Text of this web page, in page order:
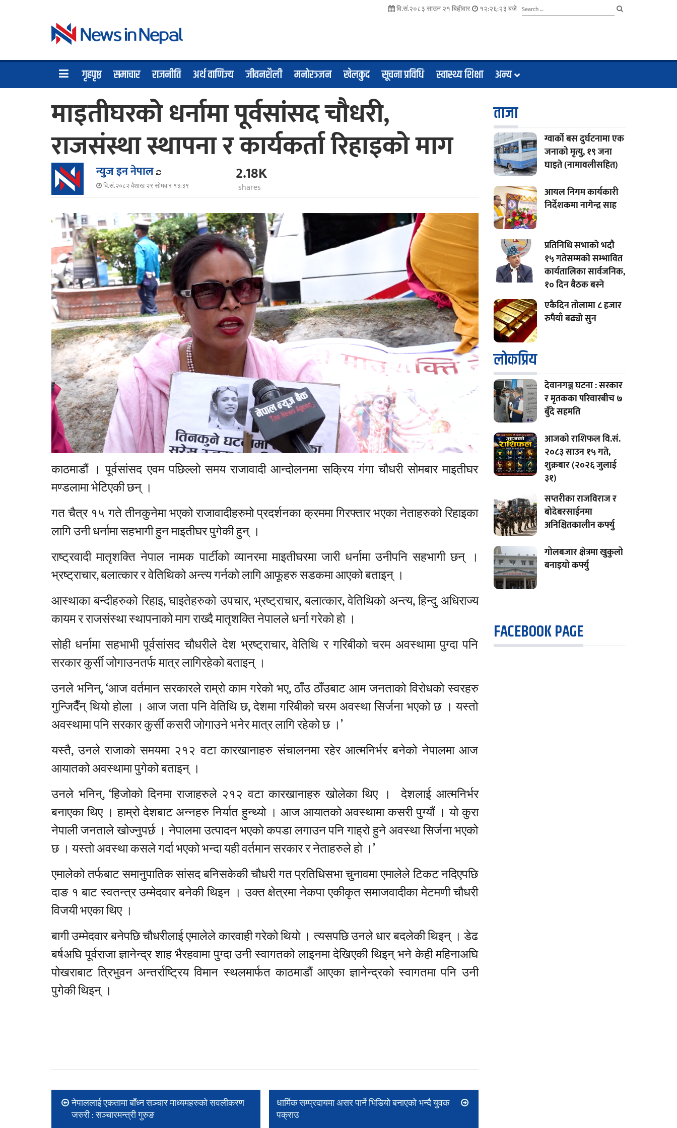
वि.सं.२०८३ साउन २१ बिहीवार १२:२६:२४ बजे
गृहपृष्ठ समाचार राजनीति अर्थ वाणिज्य जीवनशैली मनोरञ्जन खेलकुद सूचना प्रविधि स्वास्थ्य शिक्षा अन्य
माइतीघरको धर्नामा पूर्वसांसद चौधरी,
राजसंस्था स्थापना र कार्यकर्ता रिहाइको माग
न्युज इन नेपाल
वि.सं.२०८२ वैशाख २९ सोमवार १३:३९
2.18K
shares
काठमाडौं । पूर्वसांसद एवम पछिल्लो समय राजावादी आन्दोलनमा सक्रिय गंगा चौधरी सोमबार माइतीघर
मण्डलामा भेटिएकी छन् ।
गत चैत्र १५ गते तीनकुनेमा भएको राजावादीहरुमो प्रदर्शनका क्रममा गिरफ्तार भएका नेताहरुको रिहाइका
लागि उनी धर्नामा सहभागी हुन माइतीघर पुगेकी हुन् ।
राष्ट्रवादी मातृशक्ति नेपाल नामक पार्टीको व्यानरमा माइतीघरमा जारी धर्नामा उनीपनि सहभागी छन् ।
भ्रष्ट्राचार, बलात्कार र वेतिथिको अन्त्य गर्नको लागि आफूहरु सडकमा आएको बताइन् ।
आस्थाका बन्दीहरुको रिहाइ, घाइतेहरुको उपचार, भ्रष्ट्राचार, बलात्कार, वेतिथिको अन्त्य, हिन्दु अधिराज्य
कायम र राजसंस्था स्थापनाको माग राख्दै मातृशक्ति नेपालले धर्ना गरेको हो ।
सोही धर्नामा सहभाभी पूर्वसांसद चौधरीले देश भ्रष्ट्राचार, वेतिथि र गरिबीको चरम अवस्थामा पुग्दा पनि
सरकार कुर्सी जोगाउनतर्फ मात्र लागिरहेको बताइन् ।
उनले भनिन्, ‘आज वर्तमान सरकारले राम्रो काम गरेको भए, ठाँउ ठाँउबाट आम जनताको विरोधको स्वरहरु
गुन्जिदैँन् थियो होला । आज जता पनि वेतिथि छ, देशमा गरिबीको चरम अवस्था सिर्जना भएको छ । यस्तो
अवस्थामा पनि सरकार कुर्सी कसरी जोगाउने भनेर मात्र लागि रहेको छ ।’
यस्तै, उनले राजाको समयमा २१२ वटा कारखानाहरु संचालनमा रहेर आत्मनिर्भर बनेको नेपालमा आज
आयातको अवस्थामा पुगेको बताइन् ।
उनले भनिन्, ‘हिजोको दिनमा राजाहरुले २१२ वटा कारखानाहरु खोलेका थिए । देशलाई आत्मनिर्भर
बनाएका थिए । हाम्रो देशबाट अन्नहरु निर्यात हुन्थ्यो । आज आयातको अवस्थामा कसरी पुग्यौं । यो कुरा
नेपाली जनताले खोज्नुपर्छ । नेपालमा उत्पादन भएको कपडा लगाउन पनि गाह्रो हुने अवस्था सिर्जना भएको
छ । यस्तो अवस्था कसले गर्दा भएको भन्दा यही वर्तमान सरकार र नेताहरुले हो ।’
एमालेको तर्फबाट समानुपातिक सांसद बनिसकेकी चौधरी गत प्रतिधिसभा चुनावमा एमालेले टिकट नदिएपछि
दाङ १ बाट स्वतन्त्र उम्मेदवार बनेकी थिइन । उक्त क्षेत्रमा नेकपा एकीकृत समाजवादीका मेटमणी चौधरी
विजयी भएका थिए ।
बागी उम्मेदवार बनेपछि चौधरीलाई एमालेले कारवाही गरेको थियो । त्यसपछि उनले धार बदलेकी थिइन् । डेढ
बर्षअघि पूर्वराजा ज्ञानेन्द्र शाह भैरहवामा पुग्दा उनी स्वागतको लाइनमा देखिएकी थिइन् भने केही महिनाअघि
पोखराबाट त्रिभुवन अन्तर्राष्ट्रिय विमान स्थलमार्फत काठमाडौं आएका ज्ञानेन्द्रको स्वागतमा पनि उनी
पुगेकी थिइन् ।
नेपाललाई एकतामा बाँध्न सञ्चार माध्यमहरुको सवलीकरण
जरुरी : सञ्चारमन्त्री गुरुङ
धार्मिक सम्प्रदायमा असर पार्ने भिडियो बनाएको भन्दै युवक
पक्राउ
ताजा
ग्वार्को बस दुर्घटनामा एक
जनाको मृत्यु, १९ जना
घाइते (नामावलीसहित)
आयल निगम कार्यकारी
निर्देशकमा नागेन्द्र साह
प्रतिनिधि सभाको भदौ
१५ गतेसम्मको सम्भावित
कार्यतालिका सार्वजनिक,
१० दिन बैठक बस्ने
एकैदिन तोलामा ८ हजार
रुपैयाँ बढ्यो सुन
लाेकप्रिय
देवानगञ्ज घटना : सरकार
र मृतकका परिवारबीच ७
बुँदे सहमति
आजको राशिफल वि.सं.
२०८३ साउन १५ गते,
शुक्रबार (२०२६ जुलाई
३१)
सप्तरीका राजविराज र
बोदेबरसाईनमा
अनिश्चितकालीन कर्फ्यु
गोलबजार क्षेत्रमा खुकुलो
बनाइयो कर्फ्यु
FACEBOOK PAGE